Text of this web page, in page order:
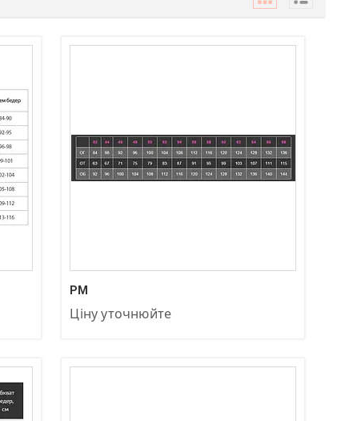
РМ
Ціну уточнюйте